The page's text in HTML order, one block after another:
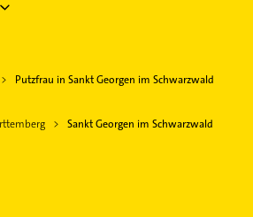
Putzfrau in Sankt Georgen im Schwarzwald
Sankt Georgen im Schwarzwald